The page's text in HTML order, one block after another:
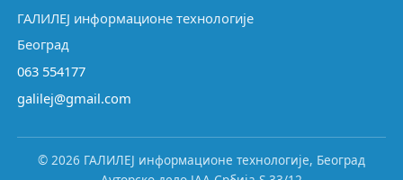
ГАЛИЛЕЈ информационе технологије
Београд
063 554177
galilej@gmail.com
© 2026 ГАЛИЛЕЈ информационе технологије, Београд